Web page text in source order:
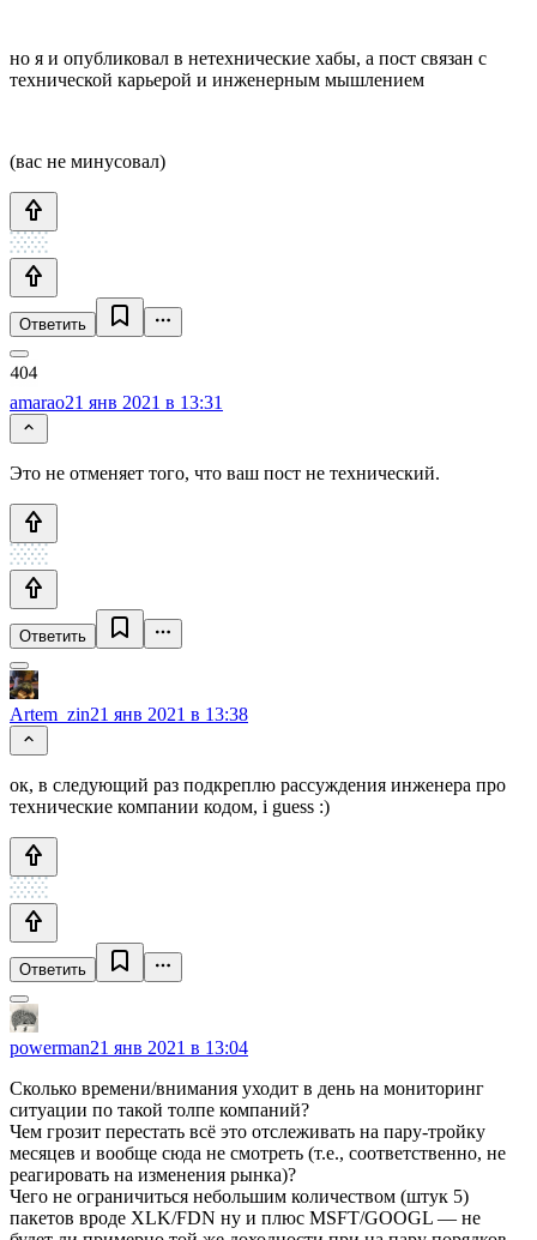
но я и опубликовал в нетехнические хабы, а пост связан с
технической карьерой и инженерным мышлением
(вас не минусовал)
Ответить
amarao21 янв 2021 в 13:31
Это не отменяет того, что ваш пост не технический.
Ответить
Artem_zin21 янв 2021 в 13:38
ок, в следующий раз подкреплю рассуждения инженера про
технические компании кодом, i guess :)
Ответить
powerman21 янв 2021 в 13:04
Сколько времени/внимания уходит в день на мониторинг
ситуации по такой толпе компаний?
Чем грозит перестать всё это отслеживать на пару-тройку
месяцев и вообще сюда не смотреть (т.е., соответственно, не
реагировать на изменения рынка)?
Чего не ограничиться небольшим количеством (штук 5)
пакетов вроде XLK/FDN ну и плюс MSFT/GOOGL — не